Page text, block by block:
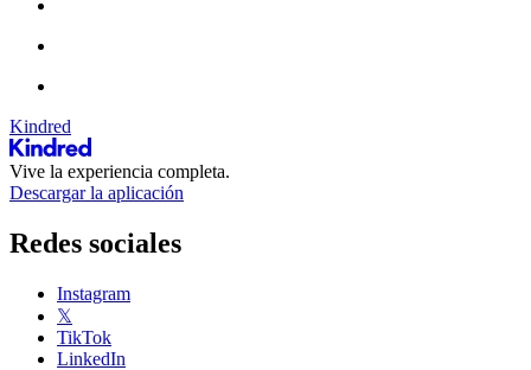
Kindred
Vive la experiencia completa.
Descargar la aplicación
Redes sociales
Instagram
𝕏
TikTok
LinkedIn